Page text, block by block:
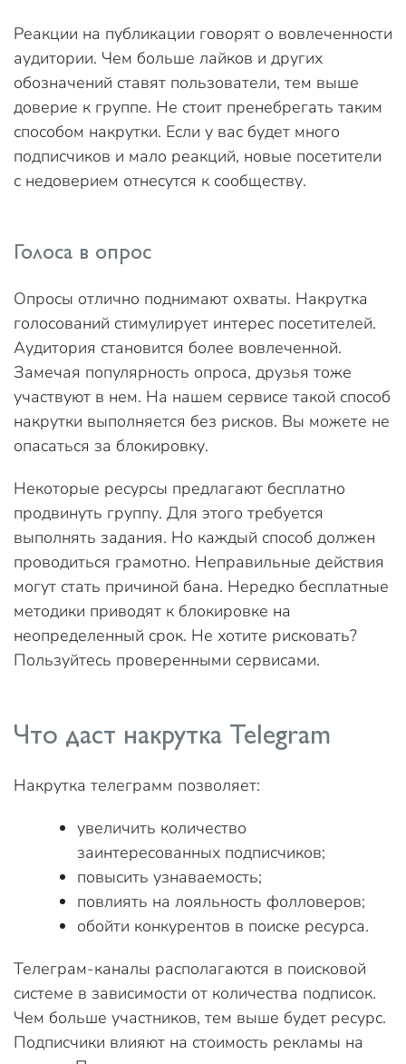
Реакции на публикации говорят о вовлеченности
аудитории. Чем больше лайков и других
обозначений ставят пользователи, тем выше
доверие к группе. Не стоит пренебрегать таким
способом накрутки. Если у вас будет много
подписчиков и мало реакций, новые посетители
с недоверием отнесутся к сообществу.
Голоса в опрос
Опросы отлично поднимают охваты. Накрутка
голосований стимулирует интерес посетителей.
Аудитория становится более вовлеченной.
Замечая популярность опроса, друзья тоже
участвуют в нем. На нашем сервисе такой способ
накрутки выполняется без рисков. Вы можете не
опасаться за блокировку.
Некоторые ресурсы предлагают бесплатно
продвинуть группу. Для этого требуется
выполнять задания. Но каждый способ должен
проводиться грамотно. Неправильные действия
могут стать причиной бана. Нередко бесплатные
методики приводят к блокировке на
неопределенный срок. Не хотите рисковать?
Пользуйтесь проверенными сервисами.
Что даст накрутка Telegram
Накрутка телеграмм позволяет:
увеличить количество
заинтересованных подписчиков;
повысить узнаваемость;
повлиять на лояльность фолловеров;
обойти конкурентов в поиске ресурса.
Телеграм-каналы располагаются в поисковой
системе в зависимости от количества подписок.
Чем больше участников, тем выше будет ресурс.
Подписчики влияют на стоимость рекламы на